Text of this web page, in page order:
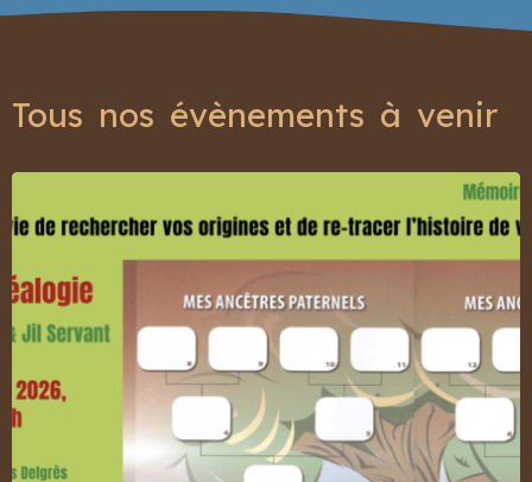
Tous nos évènements à venir